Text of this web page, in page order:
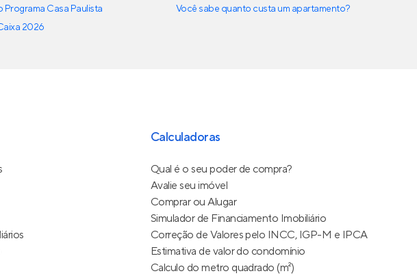
Programa Casa Paulista
2026
Você sabe quanto custa um apartamento?
Calculadoras
Qual é o seu poder de compra?
Avalie seu imóvel
Comprar ou Alugar
Simulador de Financiamento Imobiliário
Correção de Valores pelo INCC, IGP-M e IPCA
Estimativa de valor do condomínio
Calculo do metro quadrado (m²)